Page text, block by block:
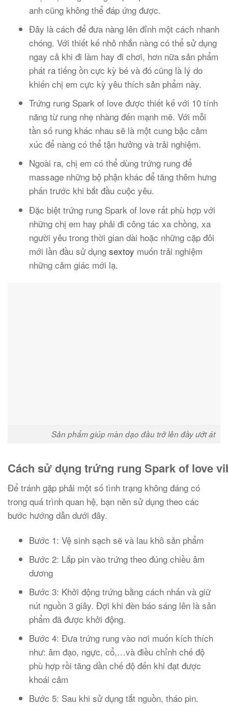
anh cũng không thể đáp ứng được.
Đây là cách để đưa nàng lên đỉnh một cách nhanh
chóng. Với thiết kế nhỏ nhắn nàng có thể sử dụng
ngay cả khi đi làm hay đi chơi, hơn nữa sản phẩm
phát ra tiếng ồn cực kỳ bé và đó cũng là lý do
khiến chị em cực kỳ yêu thích sản phẩm này.
Trứng rung Spark of love được thiết kế với 10 tính
năng từ rung nhẹ nhàng đến mạnh mẽ. Với mỗi
tần số rung khác nhau sẽ là một cung bậc cảm
xúc để nàng có thể tận hưởng và trải nghiệm.
Ngoài ra, chị em có thể dùng trứng rung để
massage những bộ phận khác để tăng thêm hưng
phấn trước khi bắt đầu cuộc yêu.
Đặc biệt trứng rung Spark of love rất phù hợp với
những chị em hay phải đi công tác xa chồng, xa
người yêu trong thời gian dài hoặc những cặp đôi
mới lần đầu sử dụngsextoy muốn trải nghiệm
những cảm giác mới lạ.
Sản phẩm giúp màn dạo đầu trở lên đầy ướt át
Cách sử dụng trứng rung Spark of love
Để tránh gặp phải một số tình trạng không đáng có
trong quá trình quan hệ, bạn nên sử dụng theo các
bước hướng dẫn dưới đây.
Bước 1: Vệ sinh sạch sẽ và lau khô sản phẩm
Bước 2: Lắp pin vào trứng theo đúng chiều âm
dương
Bước 3: Khởi động trứng bằng cách nhấn và giữ
nút nguồn 3 giây. Đợi khi đèn báo sáng lên là sản
phẩm đã được khởi động.
Bước 4: Đưa trứng rung vào nơi muốn kích thích
như: âm đạo, ngực, cổ,…và điều chỉnh chế độ
phù hợp rồi tăng dần chế độ đến khi đạt được
khoái cảm
Bước 5: Sau khi sử dụng tắt nguồn, tháo pin.